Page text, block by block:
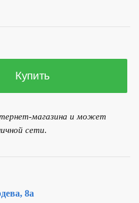
Купить
магазина и может
сети.
8а